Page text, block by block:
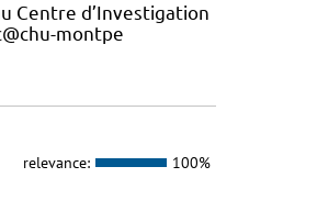
Centre d’Investigation
montpe
relevance: 100%